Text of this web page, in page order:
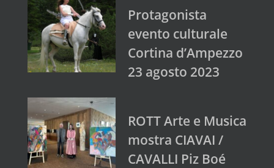
Protagonista
evento culturale
Cortina d’Ampezzo
23 agosto 2023
ROTT Arte e Musica
mostra CIAVAI /
CAVALLI Piz Boé